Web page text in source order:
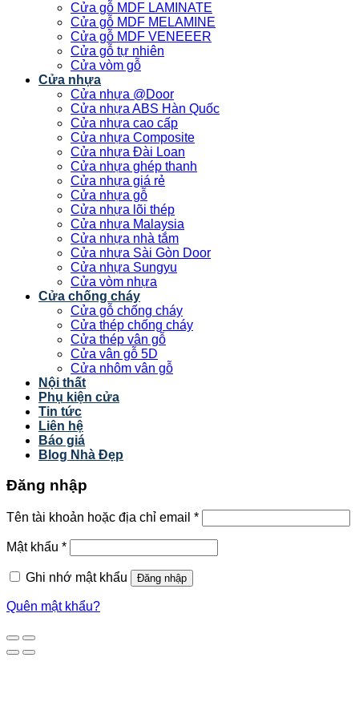
Cửa gỗ MDF LAMINATE
Cửa gỗ MDF MELAMINE
Cửa gỗ MDF VENEEER
Cửa gỗ tự nhiên
Cửa vòm gỗ
Cửa nhựa
Cửa nhựa @Door
Cửa nhựa ABS Hàn Quốc
Cửa nhựa cao cấp
Cửa nhựa Composite
Cửa nhựa Đài Loan
Cửa nhựa ghép thanh
Cửa nhựa giá rẻ
Cửa nhựa gỗ
Cửa nhựa lõi thép
Cửa nhựa Malaysia
Cửa nhựa nhà tắm
Cửa nhựa Sài Gòn Door
Cửa nhựa Sungyu
Cửa vòm nhựa
Cửa chống cháy
Cửa gỗ chống cháy
Cửa thép chống cháy
Cửa thép vân gỗ
Cửa vân gỗ 5D
Cửa nhôm vân gỗ
Nội thất
Phụ kiện cửa
Tin tức
Liên hệ
Báo giá
Blog Nhà Đẹp
Đăng nhập
Tên tài khoản hoặc địa chỉ email *
Mật khẩu *
Ghi nhớ mật khẩu Đăng nhập
Quên mật khẩu?